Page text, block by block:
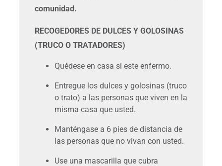
comunidad.
RECOGEDORES DE DULCES Y GOLOSINAS
(TRUCO O TRATADORES)
Quédese en casa si este enfermo.
Entregue los dulces y golosinas (truco
o trato) a las personas que viven en la
misma casa que usted.
Manténgase a 6 pies de distancia de
las personas que no vivan con usted.
Use una mascarilla que cubra